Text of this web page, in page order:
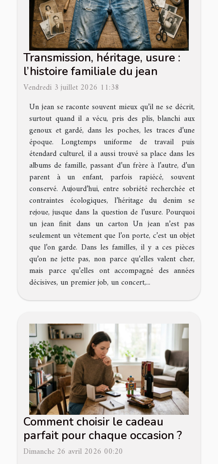
Transmission, héritage, usure :
l’histoire familiale du jean
Vendredi 3 juillet 2026 11:38
Un jean se raconte souvent mieux qu’il ne se décrit,
surtout quand il a vécu, pris des plis, blanchi aux
genoux et gardé, dans les poches, les traces d’une
époque. Longtemps uniforme de travail puis
étendard culturel, il a aussi trouvé sa place dans les
albums de famille, passant d’un frère à l’autre, d’un
parent à un enfant, parfois rapiécé, souvent
conservé. Aujourd’hui, entre sobriété recherchée et
contraintes écologiques, l’héritage du denim se
rejoue, jusque dans la question de l’usure. Pourquoi
un jean finit dans un carton Un jean n’est pas
seulement un vêtement que l’on porte, c’est un objet
que l’on garde. Dans les familles, il y a ces pièces
qu’on ne jette pas, non parce qu’elles valent cher,
mais parce qu’elles ont accompagné des années
décisives, un premier job, un concert,...
Comment choisir le cadeau
parfait pour chaque occasion ?
Dimanche 26 avril 2026 00:20